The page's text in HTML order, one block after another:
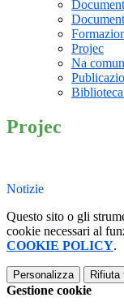
Projec
Na
Projec
Notizie
Questo sito o gli
cookie necessari al
COOKIE POLICY.
Personalizza Rifiuta
Gestione cookie